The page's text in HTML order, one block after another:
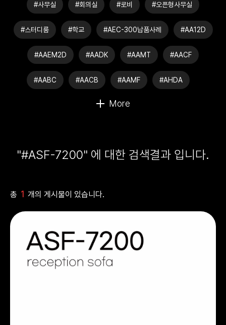
#사무실 #회의실 #로비 #오픈형사무실
#스터디룸 #학교 #AEC-300납품사례 #AA12D
#AAEM2D #AADK #AAMT #AACF
#AABC #AACB #AAMF #AHDA
"#ASF-7200" 에 대한 검색결과 입니다.
총 1 개의 게시물이 있습니다.